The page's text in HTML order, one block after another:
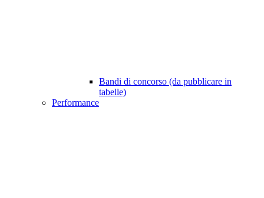
Bandi di concorso (da pubblicare in
tabelle)
Performance